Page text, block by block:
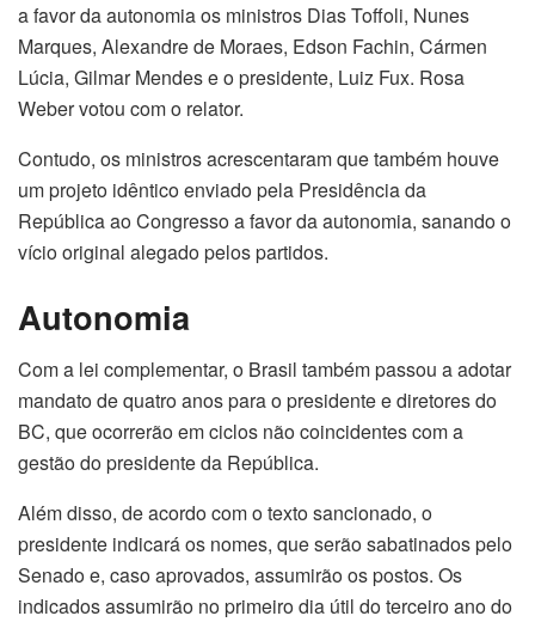
a favor da autonomia os ministros Dias Toffoli, Nunes
Marques, Alexandre de Moraes, Edson Fachin, Cármen
Lúcia, Gilmar Mendes e o presidente, Luiz Fux. Rosa
Weber votou com o relator.
Contudo, os ministros acrescentaram que também houve
um projeto idêntico enviado pela Presidência da
República ao Congresso a favor da autonomia, sanando o
vício original alegado pelos partidos.
Autonomia
Com a lei complementar, o Brasil também passou a adotar
mandato de quatro anos para o presidente e diretores do
BC, que ocorrerão em ciclos não coincidentes com a
gestão do presidente da República.
Além disso, de acordo com o texto sancionado, o
presidente indicará os nomes, que serão sabatinados pelo
Senado e, caso aprovados, assumirão os postos. Os
indicados assumirão no primeiro dia útil do terceiro ano do